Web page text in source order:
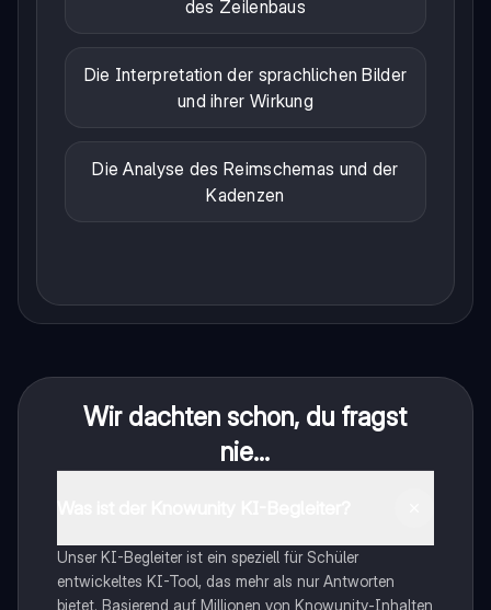
des Zeilenbaus
Die Interpretation der sprachlichen Bilder
und ihrer Wirkung
Die Analyse des Reimschemas und der
Kadenzen
Wir dachten schon, du fragst
nie...
Unser KI-Begleiter ist ein speziell für Schüler
entwickeltes KI-Tool, das mehr als nur Antworten
bietet. Basierend auf Millionen von Knowunity-Inhalten